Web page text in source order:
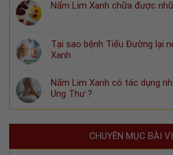
Nấm Lim Xanh chữa được
Tại sao bệnh Tiểu Đường lại
Xanh
Nấm Lim Xanh có tác dụng
Ung Thư ?
CHUYÊN MỤC BÀI